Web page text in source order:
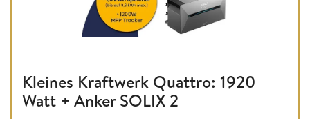
Kleines Kraftwerk Quattro: 1920
Watt + Anker SOLIX 2